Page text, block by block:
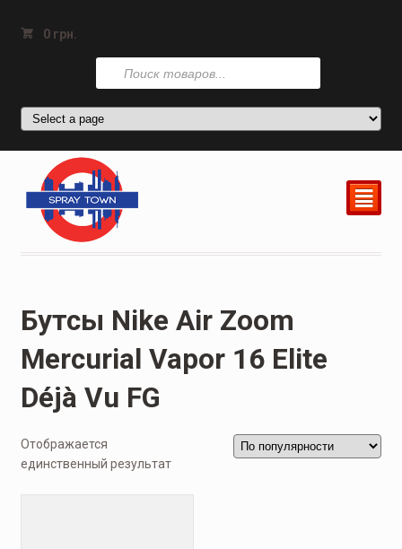
0 грн.
Поиск
товаров
²
Бутсы Nike Air Zoom
Mercurial Vapor 16 Elite
Déjà Vu FG
Отображается
единственный результат